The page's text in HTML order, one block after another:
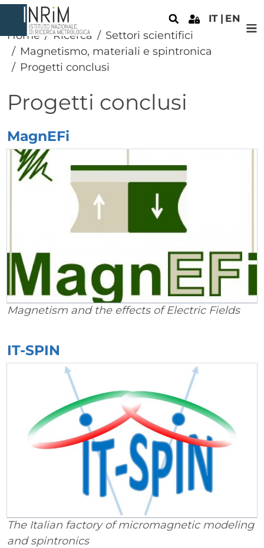
Salta al contenuto principale
IT EN
Home Ricerca
Settori scientifici
Magnetismo, materiali e spintronica
Progetti conclusi
Progetti conclusi
Elenco progetti
MagnEFi
Magnetism and the effects of Electric Fields
IT-SPIN
The Italian factory of micromagnetic modeling
and spintronics